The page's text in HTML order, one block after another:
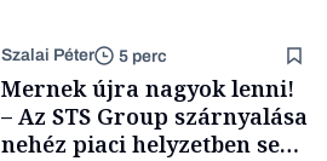
Szalai Péter 5 perc
Mernek újra nagyok lenni!
– Az STS Group szárnyalása
nehéz piaci helyzetben sem